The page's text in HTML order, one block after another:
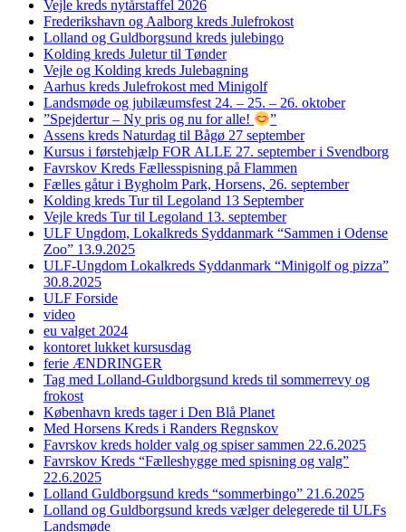
Vejle kreds nytårstaffel 2026
Frederikshavn og Aalborg kreds Julefrokost
Lolland og Guldborgsund kreds julebingo
Kolding kreds Juletur til Tønder
Vejle og Kolding kreds Julebagning
Aarhus kreds Julefrokost med Minigolf
Landsmøde og jubilæumsfest 24. – 25. – 26. oktober
”Spejdertur – Ny pris og nu for alle!
”
Assens kreds Naturdag til Bågø 27 september
Kursus i førstehjælp FOR ALLE 27. september i Svendborg
Favrskov Kreds Fællesspisning på Flammen
Fælles gåtur i Bygholm Park, Horsens, 26. september
Kolding kreds Tur til Legoland 13 September
Vejle kreds Tur til Legoland 13. september
ULF Ungdom, Lokalkreds Syddanmark “Sammen i Odense
Zoo” 13.9.2025
ULF-Ungdom Lokalkreds Syddanmark “Minigolf og pizza”
30.8.2025
ULF Forside
video
eu valget 2024
kontoret lukket kursusdag
ferie ÆNDRINGER
Tag med Lolland-Guldborgsund kreds til sommerrevy og
frokost
København kreds tager i Den Blå Planet
Med Horsens Kreds i Randers Regnskov
Favrskov kreds holder valg og spiser sammen 22.6.2025
Favrskov Kreds “Fælleshygge med spisning og valg”
22.6.2025
Lolland Guldborgsund kreds “sommerbingo” 21.6.2025
Lolland og Guldborgsund kreds vælger delegerede til ULFs
Landsmøde